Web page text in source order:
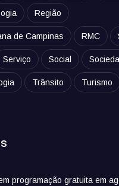
Região
de Campinas RMC
Serviço Social
Trânsito Turismo
programação gratuita em